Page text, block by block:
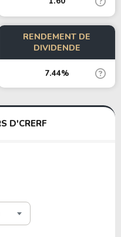
RENDEMENT DE
DIVIDENDE
7.44%
D'CRERF